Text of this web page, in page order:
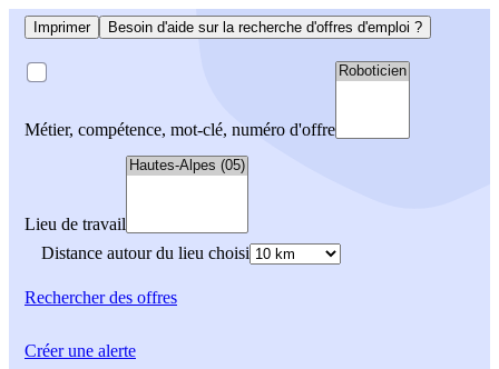
Imprimer Besoin d'aide sur la recherche d'offres d'emploi ?
Métier, compétence, mot-clé, numéro d'offre
Lieu de travail
Distance autour du lieu choisi
Rechercherdes offres
Créer une alerte